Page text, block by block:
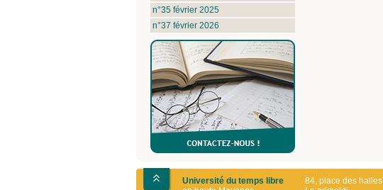
n°35 février 2025
n°37 février 2026
Université du temps libre
84, place des halles